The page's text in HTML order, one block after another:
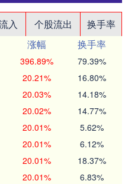
入 个股流出
换手率
涨幅
换手率
396.89% 79.39%
20.21% 16.80%
20.03% 14.18%
20.02% 14.77%
20.01% 5.62%
20.01% 6.12%
20.01% 18.37%
20.01% 6.83%